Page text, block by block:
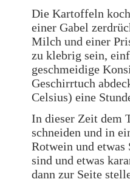
Die Kartoffeln
einer Gabel
Milch und einer
zu klebrig sein,
geschmeidige
Geschirrtuch
Celsius) eine
In dieser Zeit dem
schneiden und in
Rotwein und
sind und etwas
dann zur Seite